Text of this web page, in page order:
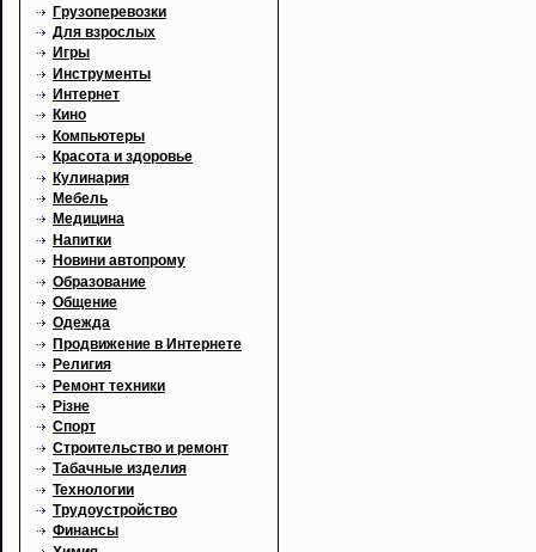
Грузоперевозки
Для взрослых
Игры
Инструменты
Интернет
Кино
Компьютеры
Красота и здоровье
Кулинария
Мебель
Медицина
Напитки
Новини автопрому
Образование
Общение
Одежда
Продвижение в Интернете
Религия
Ремонт техники
Різне
Спорт
Строительство и ремонт
Табачные изделия
Технологии
Трудоустройство
Финансы